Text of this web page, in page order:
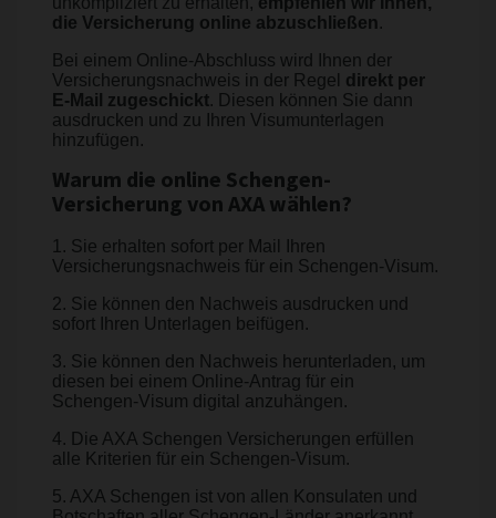
die Versicherung online abzuschließen.
Bei einem Online-Abschluss wird Ihnen der
Versicherungsnachweis in der Regel direkt per
E-Mail zugeschickt. Diesen können Sie dann
ausdrucken und zu Ihren Visumunterlagen
hinzufügen.
Warum die online Schengen-
Versicherung von AXA wählen?
1. Sie erhalten sofort per Mail Ihren
Versicherungsnachweis für ein Schengen-Visum.
2. Sie können den Nachweis ausdrucken und
sofort Ihren Unterlagen beifügen.
3. Sie können den Nachweis herunterladen, um
diesen bei einem Online-Antrag für ein
Schengen-Visum digital anzuhängen.
4. Die AXA Schengen Versicherungen erfüllen
alle Kriterien für ein Schengen-Visum.
5. AXA Schengen ist von allen Konsulaten und